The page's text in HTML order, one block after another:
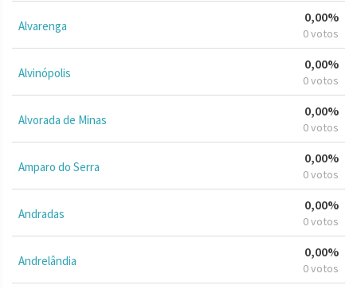
Alvarenga
0,00%
0 votos
Alvinópolis
0,00%
0 votos
Alvorada de Minas
0,00%
0 votos
Amparo do Serra
0,00%
0 votos
Andradas
0,00%
0 votos
Andrelândia
0,00%
0 votos